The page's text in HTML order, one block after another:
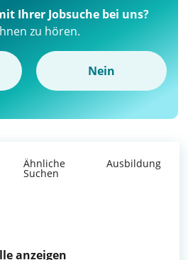
Ihrer Jobsuche bei uns?
zu hören.
Nein
Ähnliche
Suchen
Ausbildung
anzeigen